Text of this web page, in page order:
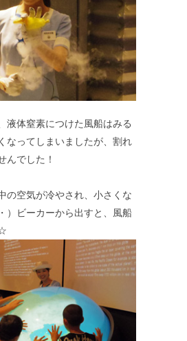
液体窒素につけた風船はみる
なってしまいましたが、割れ
んでした！
の空気が冷やされ、小さくな
）ビーカーから出すと、風船
☆